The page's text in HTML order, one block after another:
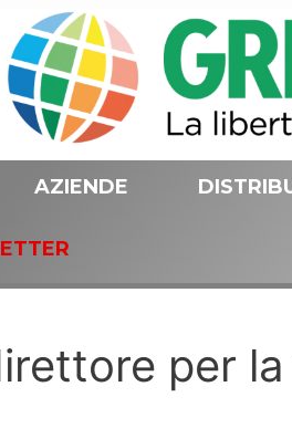
AZIENDE
per